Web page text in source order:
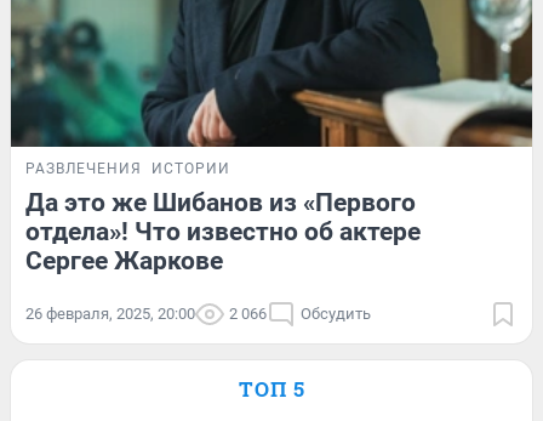
РАЗВЛЕЧЕНИЯ ИСТОРИИ
Да это же Шибанов из «Первого
отдела»! Что известно об актере
Сергее Жаркове
26 февраля, 2025, 20:00 2 066 Обсудить
ТОП 5